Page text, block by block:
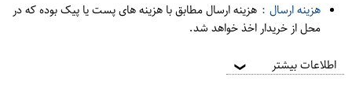
ر
هزینه ارسال : هزینه ارسال مطابق با هزینه های پست یا پیک بوده که در
محل از خریدار اخذ خواهد شد.
اطلاعات بیشتر ❯